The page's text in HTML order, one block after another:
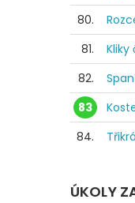
80.
81.
82.
83
84.
ÚKOLY